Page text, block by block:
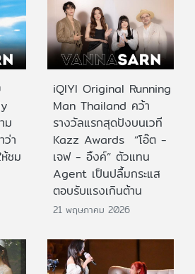
ม
า
ชม
iQIYI Original Running
Man Thailand คว้า
รางวัลแรกสุดปังบนเวที
Kazz Awards “โอ๊ต -
เจฟ - อิ้งค์” ตัวแทน
Agent เป็นปลื้มกระแส
ตอบรับแรงเกินต้าน
21 พฤษภาคม 2026